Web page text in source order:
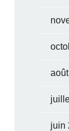
juin